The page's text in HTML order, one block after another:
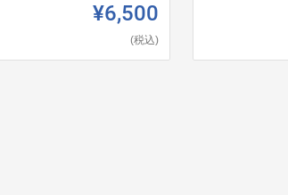
¥6,500
(税込)